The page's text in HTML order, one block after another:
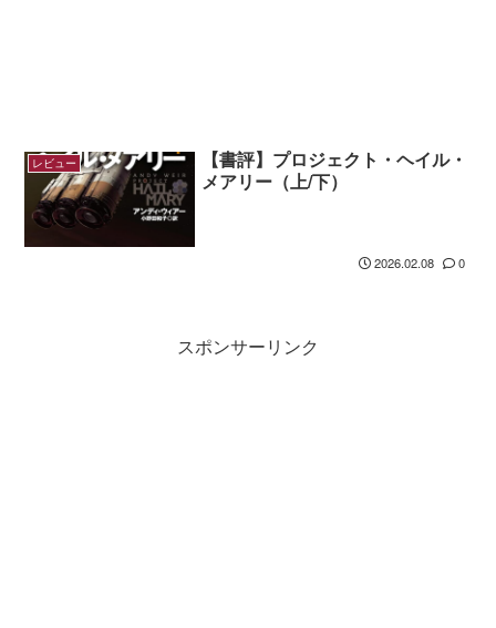
レビュー
【書評】プロジェクト・ヘイル・
メアリー（上/下）
2026.02.08 0
スポンサーリンク